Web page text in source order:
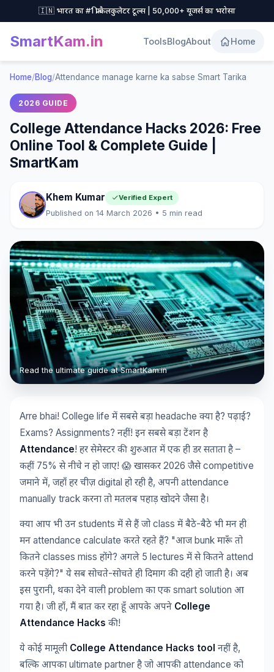
🇮🇳 भारत का #1 फ्री कैलकुलेटर टूल्स | 50,000+ यूजर्स का भरोसा
SmartKam.in ToolsBlogAbout Home
Home/Blog/Attendance manage karne ka sabse Smart Tarika
2026 GUIDE
College Attendance Hacks 2026: Free
Online Tool & Complete Guide |
SmartKam
Khem Kumar Verified Expert
Published on 14 March 2026 • 5 min read
Read the ultimate guide at SmartKam.in
Arre bhai! College life में सबसे बड़ा headache क्या है? पढ़ाई?
Exams? Assignments? नहीं! इन सबसे बड़ा टेंशन है
Attendance! हर सेमेस्टर की शुरुआत में एक ही डर सताता है –
कहीं 75% से नीचे न हो जाए! 😱 खासकर 2026 जैसेcompetitive
जमाने में, जहाँ हर चीज़ digital हो रही है, अपनी attendance
manually track करना तो मतलब पहाड़ खोदने जैसा है।
क्या आप भी उन students में से हैं जो class में बैठे-बैठे भी मन ही
मन attendance calculate करते रहते हैं? "आज bunk मारूँ तो
कितने classes miss होंगे? अगले 5 lectures में से कितने attend
करने पड़ेंगे?" ये सब सोचते-सोचते ही दिमाग की दही हो जाती है। अब
इस पुरानी, थका देने वाली problem का एक smart solution आ
गया है। जी हाँ, मैं बात कर रहा हूँ आपके अपने College
Attendance Hacks की!
ये कोई मामूली College Attendance Hacks tool नहीं है,
बल्कि आपका ultimate partner है जो आपकी attendance को